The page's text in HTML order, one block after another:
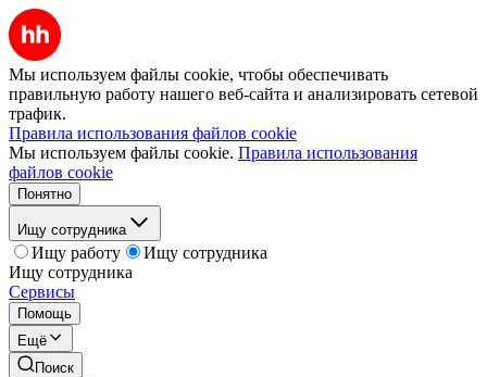
Мы используем файлы cookie, чтобы обеспечивать
правильную работу нашего веб-сайта и анализировать сетевой
трафик.
Правила использования файлов cookie
Мы используем файлы cookie. Правила использования
файлов cookie
Понятно
Ищу сотрудника
Ищу работу
Ищу сотрудника
Ищу сотрудника
Сервисы
Помощь
Ещё
Поиск